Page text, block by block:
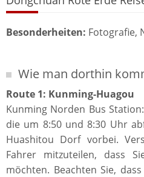
Besonderheiten: Fotografie,
Wie man dorthin
Route 1: Kunming-Huagou
Kunming Norden Bus
die um 8:50 und 8:30 Uhr
Huashitou Dorf vorbei.
Fahrer mitzuteilen, dass
möchten. Beachten Sie,